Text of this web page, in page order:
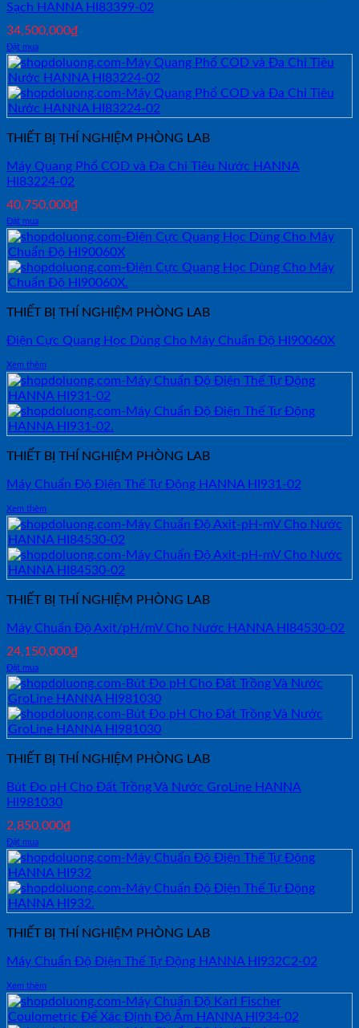
Sạch HANNA HI83399-02
34,500,000₫
Đặt mua
THIẾT BỊ THÍ NGHIỆM PHÒNG LAB
Máy Quang Phổ COD và Đa Chỉ Tiêu Nước HANNA
HI83224-02
40,750,000₫
Đặt mua
THIẾT BỊ THÍ NGHIỆM PHÒNG LAB
Điện Cực Quang Học Dùng Cho Máy Chuẩn Độ HI90060X
Xem thêm
THIẾT BỊ THÍ NGHIỆM PHÒNG LAB
Máy Chuẩn Độ Điện Thế Tự Động HANNA HI931-02
Xem thêm
THIẾT BỊ THÍ NGHIỆM PHÒNG LAB
Máy Chuẩn Độ Axit/pH/mV Cho Nước HANNA HI84530-02
24,150,000₫
Đặt mua
THIẾT BỊ THÍ NGHIỆM PHÒNG LAB
Bút Đo pH Cho Đất Trồng Và Nước GroLine HANNA
HI981030
2,850,000₫
Đặt mua
THIẾT BỊ THÍ NGHIỆM PHÒNG LAB
Máy Chuẩn Độ Điện Thế Tự Động HANNA HI932C2-02
Xem thêm